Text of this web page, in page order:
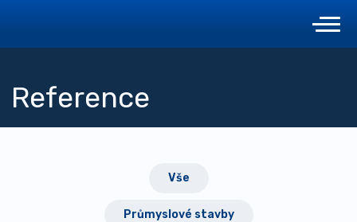
Reference
Vše
Průmyslové stavby